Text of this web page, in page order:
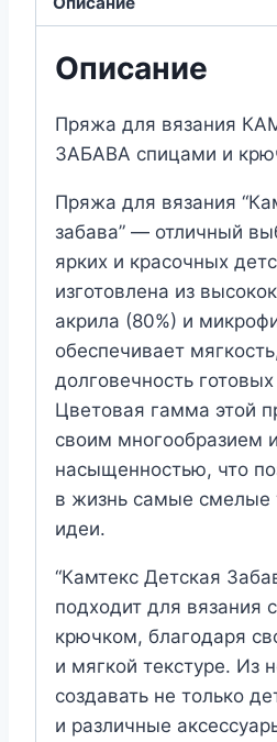
"ДЕТСКАЯ
(№046)
Описание
Пряжа для вязания
ЗАБАВА спицами и
Пряжа для вязания
забава” — отличный
ярких и красочных
изготовлена из
акрила (80%) и
обеспечивает
долговечность
Цветовая гамма этой
своим многообразием и
насыщенностью, что
в жизнь самые смелые
идеи.
“Камтекс Детская
подходит для вязания
крючком, благодаря
и мягкой текстуре. Из
создавать не только
и различные